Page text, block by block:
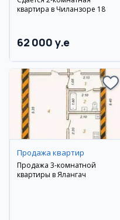
квартира в Чиланзоре 18
62 000 y.e
Продажа квартир
Продажа 3-комнатной
квартиры в Ялангач